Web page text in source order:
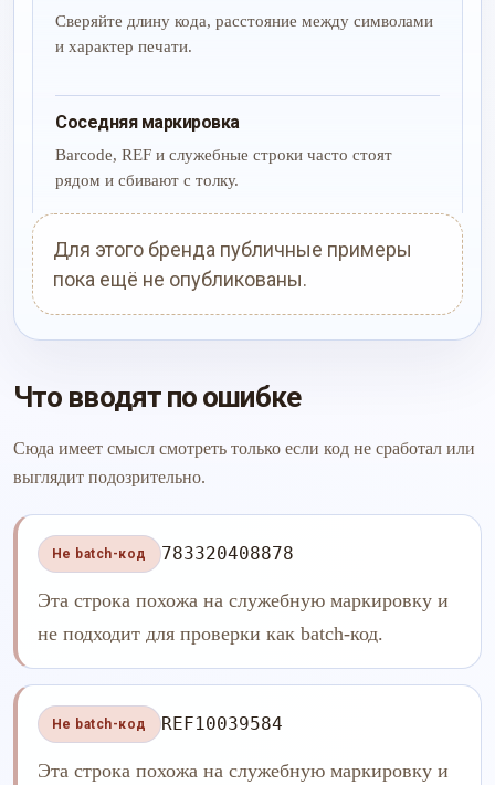
Сверяйте длину кода, расстояние между символами
и характер печати.
Соседняя маркировка
Barcode, REF и служебные строки часто стоят
рядом и сбивают с толку.
Для этого бренда публичные примеры
пока ещё не опубликованы.
Что вводят по ошибке
Сюда имеет смысл смотреть только если код не сработал или
выглядит подозрительно.
Не batch-код 783320408878
Эта строка похожа на служебную маркировку и
не подходит для проверки как batch-код.
Не batch-код REF10039584
Эта строка похожа на служебную маркировку и